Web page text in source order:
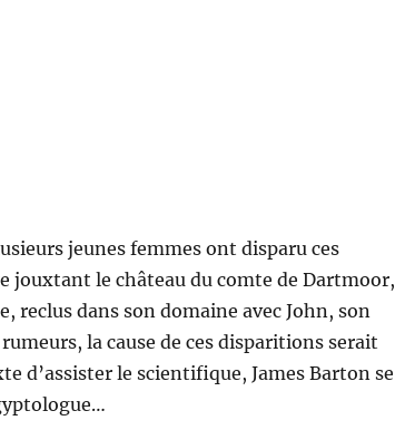
jeunes femmes ont disparu ces
jouxtant le château du comte de Dartmoor,
reclus dans son domaine avec John, son
la cause de ces disparitions serait
d’assister le scientifique, James Barton se